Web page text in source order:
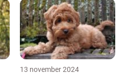
13 november 2024